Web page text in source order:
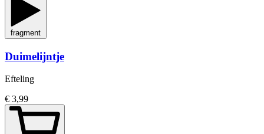
fragment
Duimelijntje
Efteling
€ 3,99